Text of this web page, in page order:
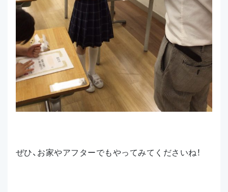
ぜひ、お家やアフターでもやってみてくださいね！